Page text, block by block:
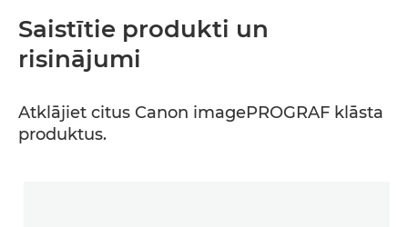
Saistītie produkti un
risinājumi
Atklājiet citus Canon imagePROGRAF klāsta
produktus.